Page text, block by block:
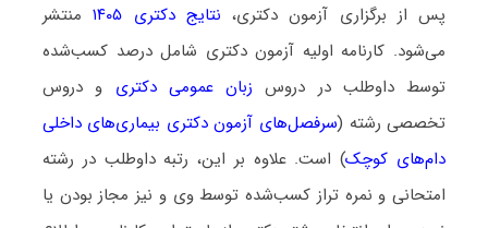
پس از برگزاری آزمون دکتری، نتایج دکتری ۱۴۰۵
منتشر
می‌شود. کارنامه اولیه آزمون دکتری شامل درصد کسب‌شده
توسط داوطلب در دروس زبان عمومی دکتری و دروس
تخصصی رشته (سرفصل‌های آزمون دکتری بیماری‌های داخلی
دام‌های کوچک) است. علاوه بر این، رتبه داوطلب در رشته
امتحانی و نمره تراز کسب‌شده توسط وی و نیز مجاز بودن یا